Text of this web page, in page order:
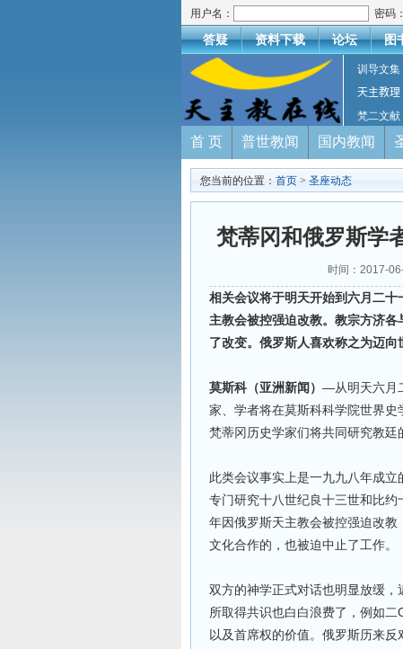
用户名： 密码：
答疑 资料下载 论坛 图
训导文集
天主教理
梵二文献
首 页 普世教闻 国内教闻
您当前的位置： 首页 > 圣座动态
梵蒂冈和俄罗斯学
时间：2017-
相关会议将于明天开始到六月二
主教会被控强迫改教。教宗方济
了改变。俄罗斯人喜欢称之为迈
莫斯科（亚洲新闻） —从明天六月
家、学者将在莫斯科科学院世界
梵蒂冈历史学家们将共同研究教廷
此类会议事实上是一九九八年成立
专门研究十八世纪良十三世和比
年因俄罗斯天主教会被控强迫改
文化合作的，也被迫中止了工作。
双方的神学正式对话也明显放缓
所取得共识也白白浪费了，例如
以及首席权的价值。俄罗斯历来